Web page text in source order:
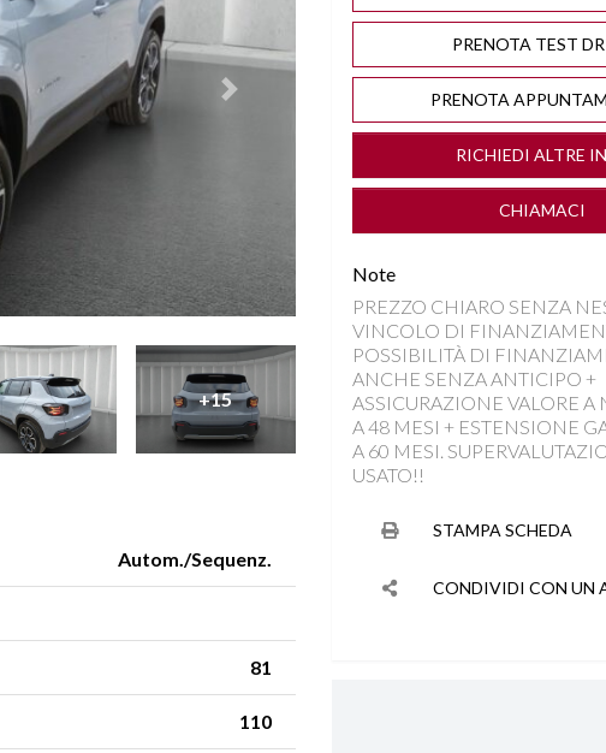
Successivo
+15
Autom./Sequenz.
81
110
PRENOTA TEST
PRENOTA
RICHIEDI ALTRE
CHIAMACI
Note
PREZZO CHIARO SENZA
VINCOLO DI
POSSIBILITÀ DI
ANCHE SENZA ANTICIPO +
ASSICURAZIONE VALORE
A 48 MESI + ESTENSIONE
A 60 MESI.
USATO!!
STAMPA SCHEDA
CONDIVIDI CON UN